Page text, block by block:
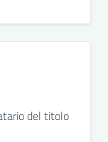
del titolo